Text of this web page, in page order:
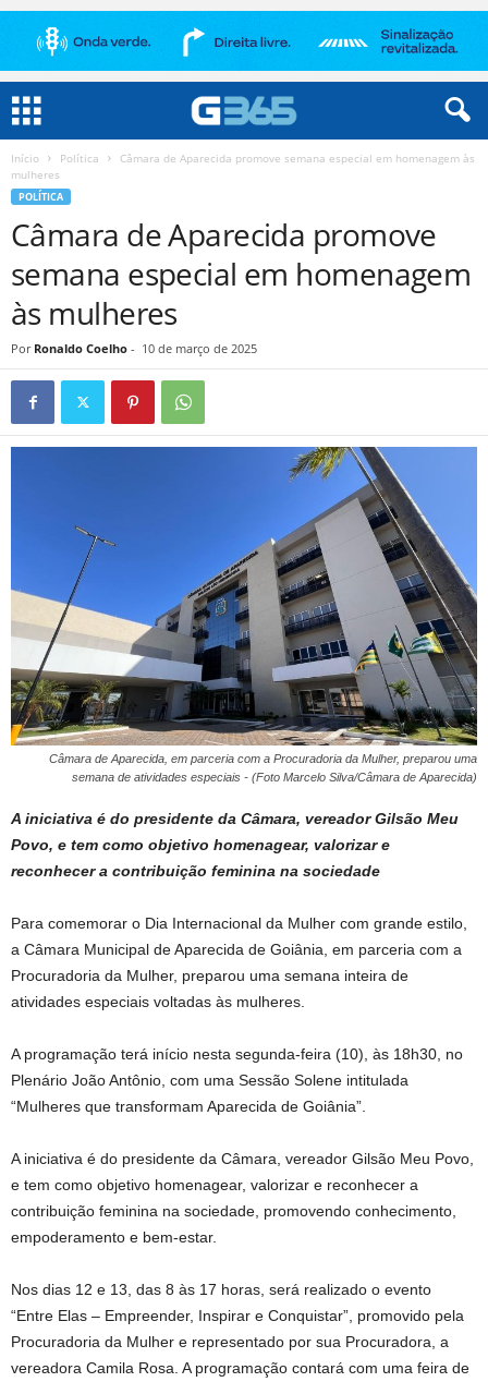
Início Política
Câmara de Aparecida promove semana especial em homenagem às
mulheres
POLÍTICA
Câmara de Aparecida promove
semana especial em homenagem
às mulheres
Por Ronaldo Coelho - 10 de março de 2025
Câmara de Aparecida, em parceria com a Procuradoria da Mulher, preparou uma
semana de atividades especiais - (Foto Marcelo Silva/Câmara de Aparecida)
A iniciativa é do presidente da Câmara, vereador Gilsão Meu
Povo, e tem como objetivo homenagear, valorizar e
reconhecer a contribuição feminina na sociedade
Para comemorar o Dia Internacional da Mulher com grande estilo,
a Câmara Municipal de Aparecida de Goiânia, em parceria com a
Procuradoria da Mulher, preparou uma semana inteira de
atividades especiais voltadas às mulheres.
A programação terá início nesta segunda-feira (10), às 18h30, no
Plenário João Antônio, com uma Sessão Solene intitulada
“Mulheres que transformam Aparecida de Goiânia”.
A iniciativa é do presidente da Câmara, vereador Gilsão Meu Povo,
e tem como objetivo homenagear, valorizar e reconhecer a
contribuição feminina na sociedade, promovendo conhecimento,
empoderamento e bem-estar.
Nos dias 12 e 13, das 8 às 17 horas, será realizado o evento
“Entre Elas – Empreender, Inspirar e Conquistar”, promovido pela
Procuradoria da Mulher e representado por sua Procuradora, a
vereadora Camila Rosa. A programação contará com uma feira de